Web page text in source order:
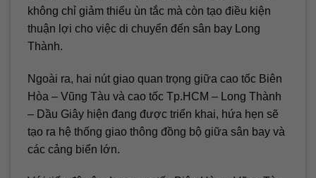
không chỉ giảm thiểu ùn tắc mà còn tạo điều kiện
thuận lợi cho việc di chuyển đến sân bay Long
Thành.
Ngoài ra, hai nút giao quan trọng giữa cao tốc Biên
Hòa – Vũng Tàu và cao tốc Tp.HCM – Long Thành
– Dầu Giây hiện đang được triển khai, hứa hẹn sẽ
tạo ra hệ thống giao thông đồng bộ giữa sân bay và
các cảng biển lớn.